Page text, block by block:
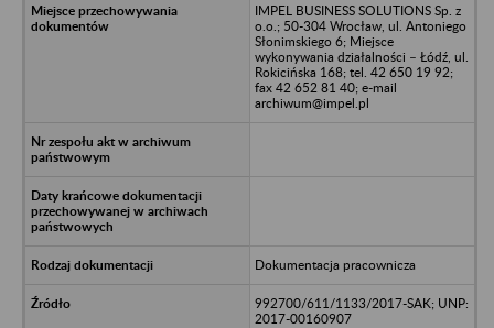
IMPEL BUSINESS SOLUTIONS Sp. z
o.o.; 50-304 Wrocław, ul. Antoniego
Słonimskiego 6; Miejsce
wykonywania działalności – Łódź, ul.
Rokicińska 168; tel. 42 650 19 92;
fax 42 652 81 40; e-mail
archiwum@impel.pl
Dokumentacja pracownicza
992700/611/1133/2017-SAK; UNP:
2017-00160907